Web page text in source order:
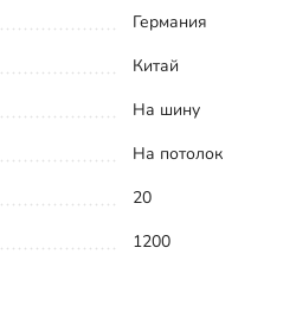
Германия
Китай
На шину
На потолок
20
1200